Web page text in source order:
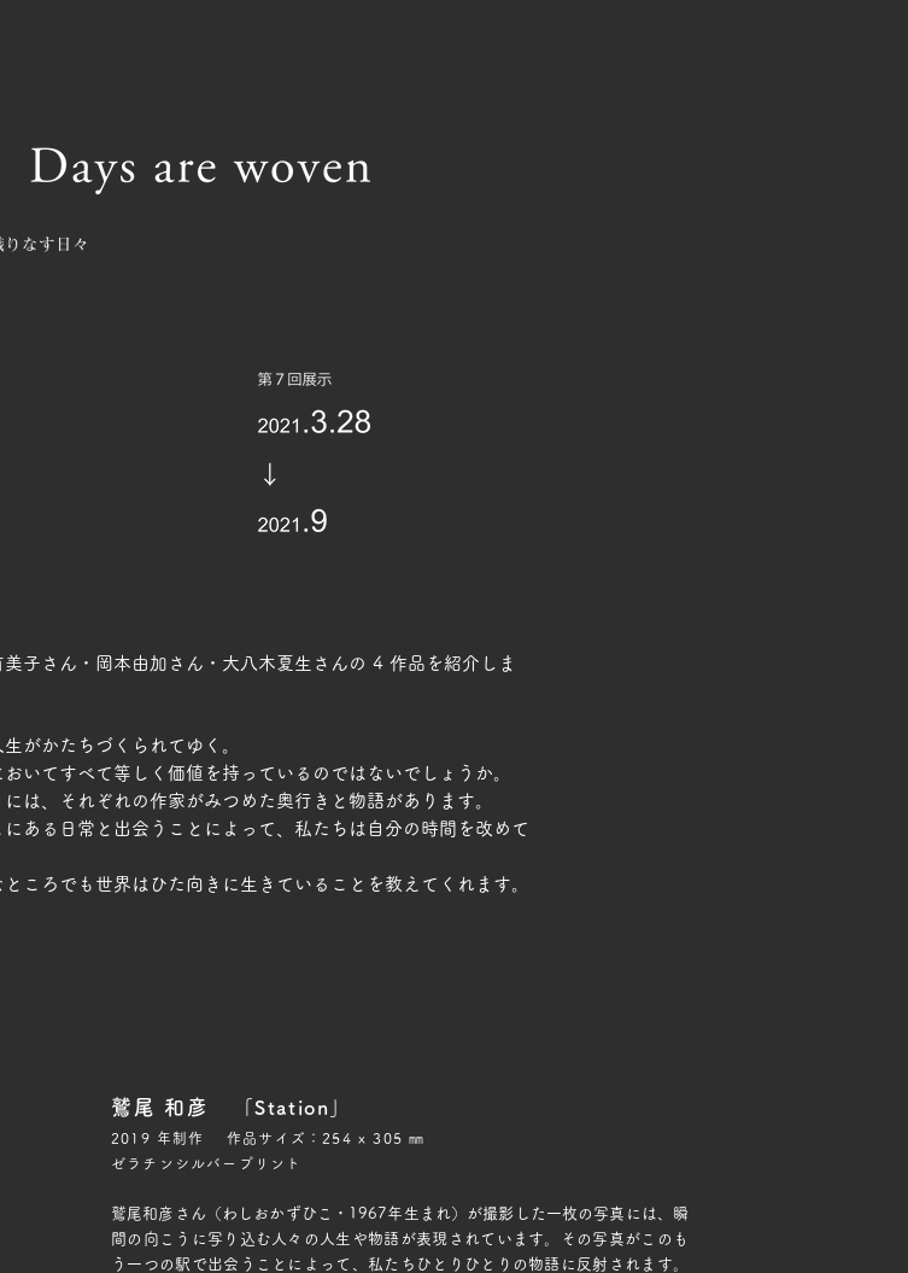
子さん・岡本由加さん・大八木夏生さんの 4 作品を紹介しま
がかたちづくられてゆく。
いてすべて等しく価値を持っているのではないでしょうか。
は、それぞれの作家がみつめた奥行きと物語があります。
ある日常と出会うことによって、私たちは自分の時間を改めて
ころでも世界はひた向きに生きていることを教えてくれます。
鷲尾 和彦 「Station」
2019 年制作 作品サイズ：254 x 305 ㎜
ゼラチンシルバープリント
鷲尾和彦さん（わしおかずひこ・1967年生まれ）が撮影した一枚の写真には、瞬
間の向こうに写り込む人々の人生や物語が表現されています。その写真がこのも
う一つの駅で出会うことによって、私たちひとりひとりの物語に反射されます。